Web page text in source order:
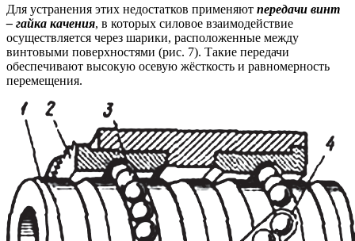
Для устранения этих недостатков применяют передачи винт
– гайка качения, в которых силовое взаимодействие
осуществляется через шарики, расположенные между
винтовыми поверхностями (рис. 7). Такие передачи
обеспечивают высокую осевую жёсткость и равномерность
перемещения.